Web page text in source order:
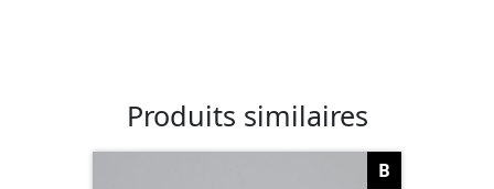
Produits similaires
B